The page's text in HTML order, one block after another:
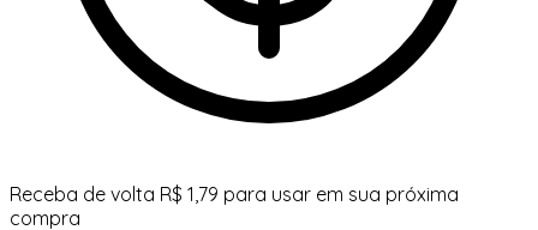
Receba de volta R$ 1,79 para usar em sua próxima
compra